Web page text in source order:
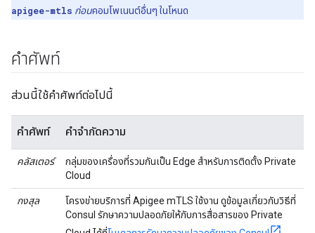
apigee-mtls ก่อนคอมโพเนนต์อื่นๆ ในโหนด
คำศัพท์
ส่วนนี้ใช้คำศัพท์ต่อไปนี้
คำศัพท์ คำจำกัดความ
คลัสเตอร์
กลุ่มของเครื่องที่รวมกันเป็น Edge สำหรับการติดตั้ง Private
Cloud
กงสุล
โครงข่ายบริการที่ Apigee mTLS ใช้งาน ดูข้อมูลเกี่ยวกับวิธีที่
Consul รักษาความปลอดภัยให้กับการสื่อสารของ Private